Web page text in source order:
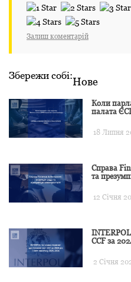
Залиш коментарій
Збережи собі:Нове
Коли
палата
18 Липня
Справа
та
12 Січня
CCF за
2 Січня